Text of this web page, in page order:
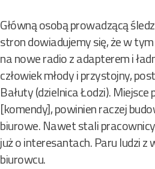
Główną osobą prowadzącą
stron dowiadujemy się, że w
na nowe radio z adapterem i
człowiek młody i przystojny,
Bałuty (dzielnica Łodzi).
[komendy], powinien raczej
biurowe. Nawet stali
już o interesantach. Paru ludzi
biurowcu.